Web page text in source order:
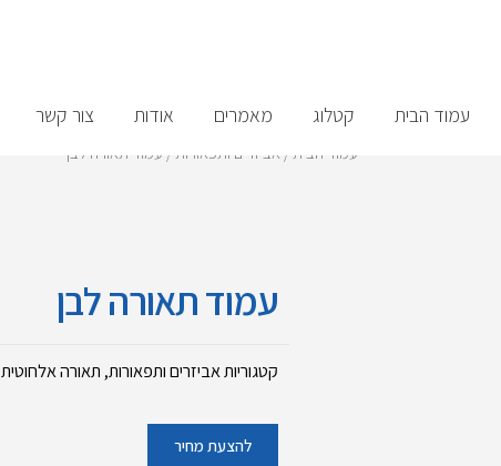
עמוד הבית קטלוג מאמרים אודות צור קשר
עמוד הבית/ אביזרים ותפאורות/ עמוד תאורה לבן
עמוד תאורה לבן
קטגוריותאביזרים ותפאורות, תאורה אלחוטית
להצעת מחיר